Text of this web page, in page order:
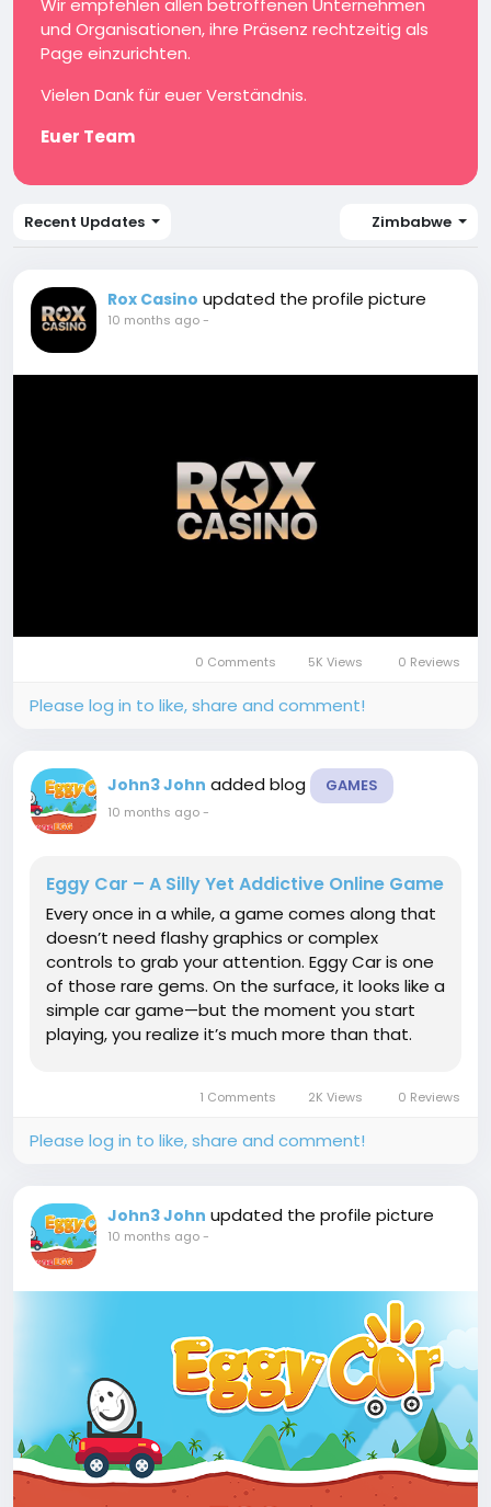
Wir empfehlen allen betroffenen Unternehmen
und Organisationen, ihre Präsenz rechtzeitig als
Page einzurichten.
Vielen Dank für euer Verständnis.
Euer Team
Recent Updates Zimbabwe
Rox Casino updated the profile picture
10 months ago-
0 Comments 5K Views 0 Reviews
Please log in to like, share and comment!
John3 John added blog GAMES
10 months ago-
Eggy Car – A Silly Yet Addictive Online Game
Every once in a while, a game comes along that
doesn’t need flashy graphics or complex
controls to grab your attention. Eggy Car is one
of those rare gems. On the surface, it looks like a
simple car game—but the moment you start
playing, you realize it’s much more than that.
1 Comments 2K Views 0 Reviews
Please log in to like, share and comment!
John3 John updated the profile picture
10 months ago-